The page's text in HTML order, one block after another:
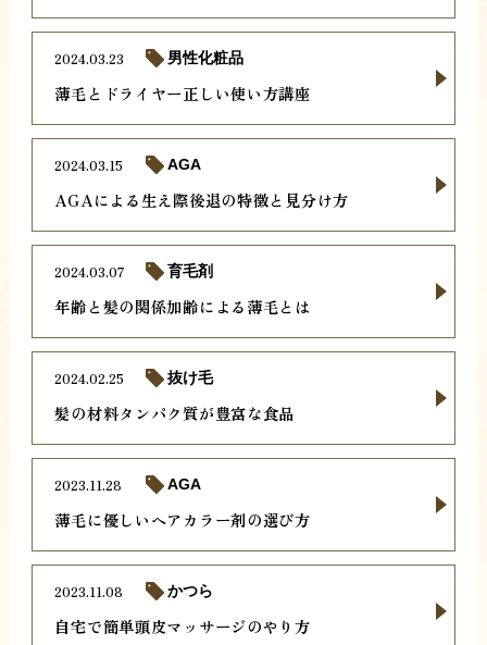
薄毛とドライヤー正しい使い方講座
2024.03.23 男性化粧品
AGAによる生え際後退の特徴と見分け方
2024.03.15 AGA
年齢と髪の関係加齢による薄毛とは
2024.03.07 育毛剤
髪の材料タンパク質が豊富な食品
2024.02.25 抜け毛
薄毛に優しいヘアカラー剤の選び方
2023.11.28 AGA
自宅で簡単頭皮マッサージのやり方
2023.11.08 かつら